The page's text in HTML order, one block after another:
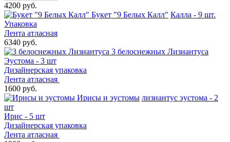
4200 руб.
Букет "9 Белых Калл" Калла - 9 шт.
Упаковка
Лента атласная
6340 руб.
3 белоснежных Лизиантуса
Эустома - 3 шт
Дизайнерская упаковка
Лента атласная
1600 руб.
Ирисы и эустомы лизиантус эустома - 2
шт
Ирис - 5 шт
Дизайнерская упаковка
Лента атласная